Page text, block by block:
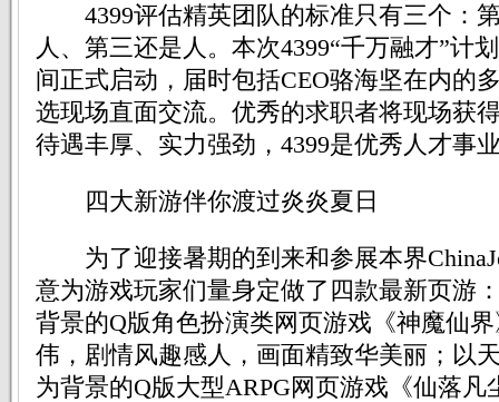
4399评估精英团队的标准只有三个：
人、第三还是人。本次4399“千万融才”计
间正式启动，届时包括CEO骆海坚在内的
选现场直面交流。优秀的求职者将现场获
待遇丰厚、实力强劲，4399是优秀人才事
四大新游伴你渡过炎炎夏日
为了迎接暑期的到来和参展本界
意为游戏玩家们量身定做了四款最新页游
背景的Q版角色扮演类网页游戏《神魔仙
伟，剧情风趣感人，画面精致华美丽；以
为背景的Q版大型ARPG网页游戏《仙落凡